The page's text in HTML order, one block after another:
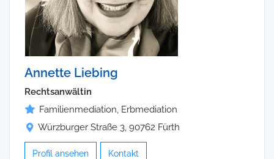
Annette Liebing
Rechtsanwältin
Familienmediation, Erbmediation
Würzburger Straße 3, 90762 Fürth
Profil ansehen Kontakt